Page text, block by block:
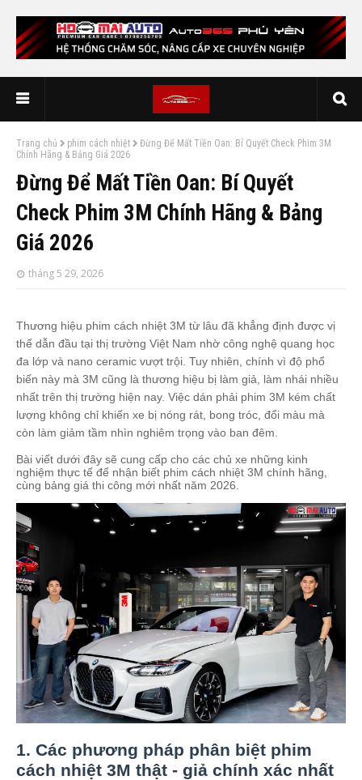
Trang chủ phim cách nhiệt
Đừng Để Mất Tiền Oan: Bí Quyết Check Phim 3M
Chính Hãng & Bảng Giá 2026
Đừng Để Mất Tiền Oan: Bí Quyết
Check Phim 3M Chính Hãng & Bảng
Giá 2026
tháng 5 29, 2026
Thương hiệu phim cách nhiệt 3M từ lâu đã khẳng định được vị
thế dẫn đầu tại thị trường Việt Nam nhờ công nghệ quang học
đa lớp và nano ceramic vượt trội. Tuy nhiên, chính vì độ phổ
biến này mà 3M cũng là thương hiệu bị làm giả, làm nhái nhiều
nhất trên thị trường hiện nay. Việc dán phải phim 3M kém chất
lượng không chỉ khiến xe bị nóng rát, bong tróc, đổi màu mà
còn làm giảm tầm nhìn nghiêm trọng vào ban đêm.
Bài viết dưới đây sẽ cung cấp cho các chủ xe những kinh
nghiệm thực tế để nhận biết phim cách nhiệt 3M chính hãng,
cùng bảng giá thi công mới nhất năm 2026.
1. Các phương pháp phân biệt phim
cách nhiệt 3M thật - giả chính xác nhất